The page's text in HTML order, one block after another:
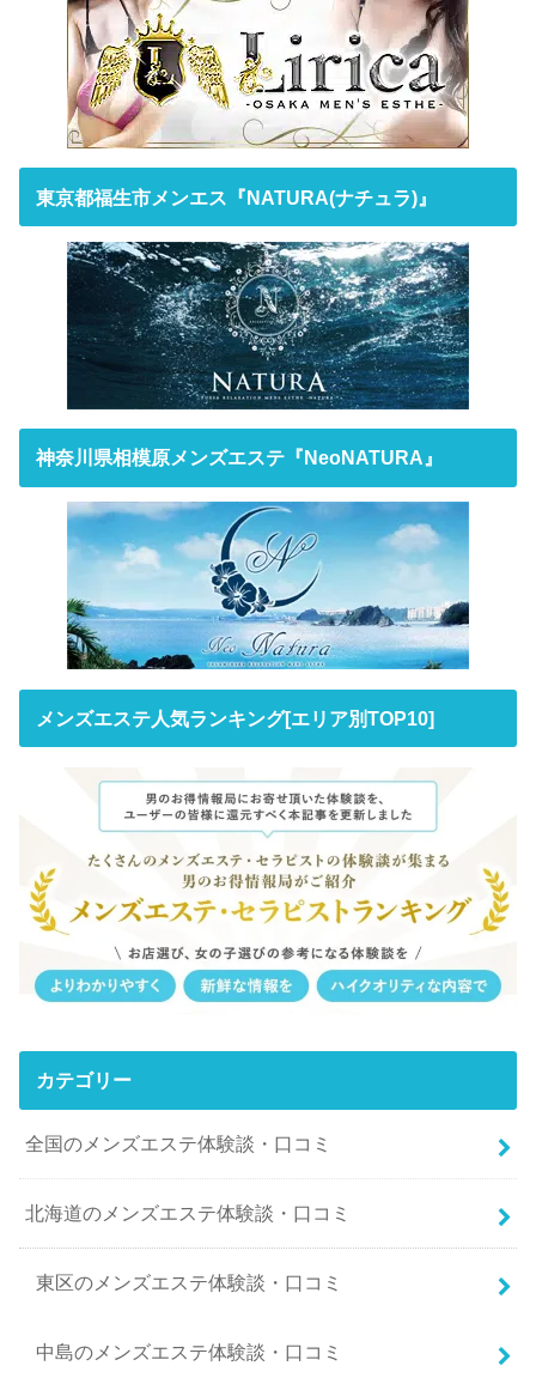
東京都福生市メンエス『NATURA(ナチュラ)』
神奈川県相模原メンズエステ『NeoNATURA』
メンズエステ人気ランキング[エリア別TOP10]
カテゴリー
全国のメンズエステ体験談・口コミ
北海道のメンズエステ体験談・口コミ
東区のメンズエステ体験談・口コミ
中島のメンズエステ体験談・口コミ